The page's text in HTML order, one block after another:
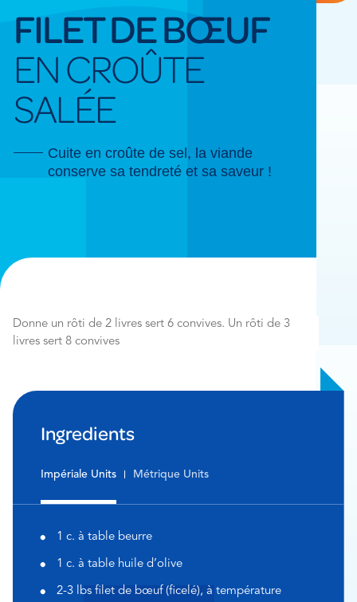
FILET DE BŒUF
EN CROÛTE
SALÉE
Cuite en croûte de sel, la viande
conserve sa tendreté et sa saveur !
Donne un rôti de 2 livres sert 6 convives. Un rôti de 3
livres sert 8 convives
Ingredients
Impériale Units Métrique Units
1 c. à table beurre
1 c. à table huile d’olive
2-3 lbs filet de bœuf (ficelé), à température